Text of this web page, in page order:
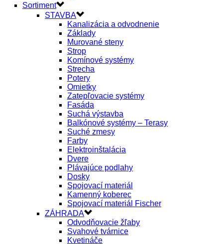
Sortiment
STAVBA
Kanalizácia a odvodnenie
Základy
Murované steny
Strop
Komínové systémy
Strecha
Potery
Omietky
Zatepľovacie systémy
Fasáda
Suchá výstavba
Balkónové systémy – Terasy
Suché zmesy
Farby
Elektroinštalácia
Dvere
Plávajúce podlahy
Dosky
Spojovací materiál
Kamenný koberec
Spojovací materiál Fischer
ZÁHRADA
Odvodňovacie žľaby
Svahové tvárnice
Kvetináče